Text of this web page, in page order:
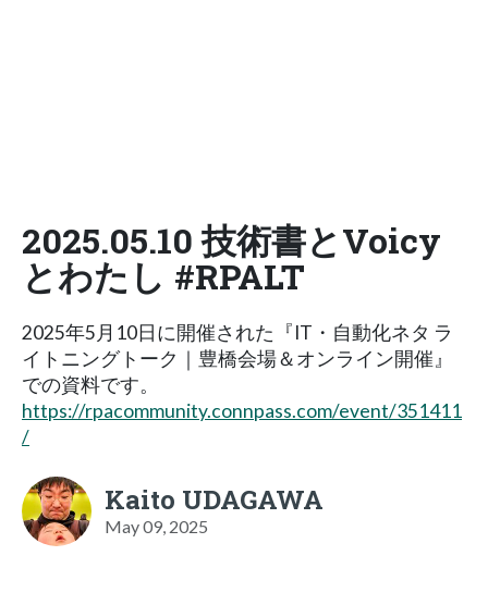
2025.05.10 技術書とVoicy
とわたし #RPALT
2025年5月10日に開催された『IT・自動化ネタ ラ
イトニングトーク｜豊橋会場＆オンライン開催』
での資料です。
https://rpacommunity.connpass.com/event/351411
/
Kaito UDAGAWA
May 09, 2025